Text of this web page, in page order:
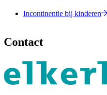
Incontinentie bij kinderen
Contact